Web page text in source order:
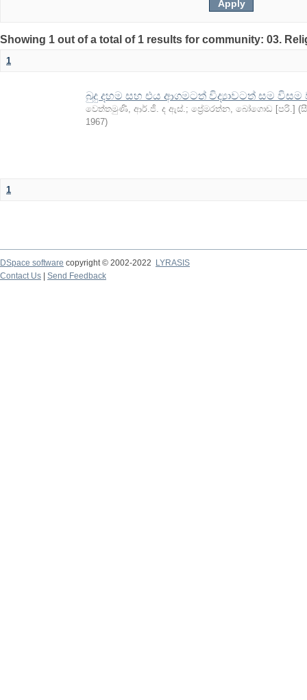
Showing 1 out of a total of 1 results for community: 03.
1
බුදු දහම සහ එය ආගමටත් විද්‍යාවටත් සම
වෙත්තමුණි, ආර්.ජී. ද ඇස්.; ප්‍රේමරත්න, බෝගොඩ [පරි.] (
1967)
1
DSpace software copyright © 2002-2022
LYRASIS
Contact Us
Send Feedback